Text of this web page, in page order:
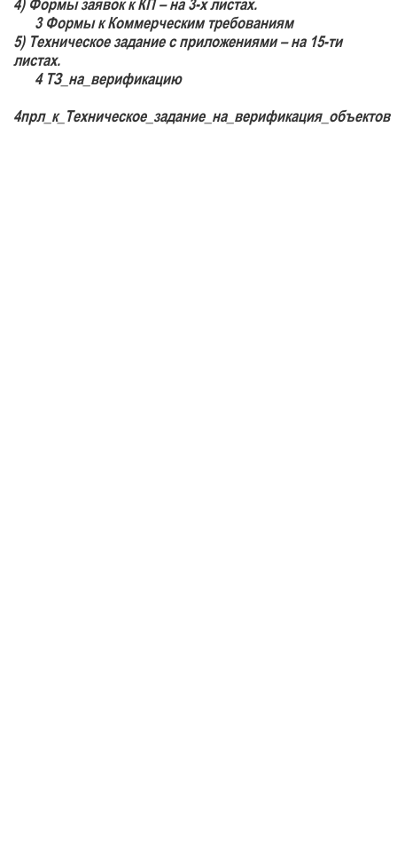
3 Формы к Коммерческим требованиям
5) Техническое задание с приложениями – на 15-ти
листах.
4 ТЗ_на_верификацию
4прл_к_Техническое_задание_на_верификация_объектов